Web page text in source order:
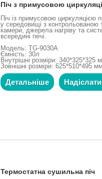
Піч з примусовою
Піч із примусовою циркуляцією
у середовищі з контрольованою
камери, джерела нагріву та
всередині печі.
Модель: TG-9030A
Ємність: 30л
Внутрішні розміри: 340*325*325
Зовнішні розміри: 625*510*495 мм
Детальніше
Термостатна сушильна піч